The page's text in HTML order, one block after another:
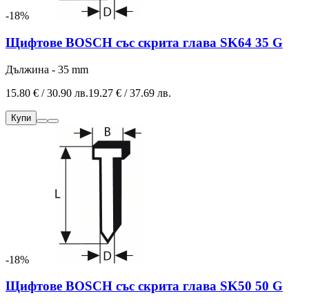
-18%
Щифтове BOSCH със скрита глава SK64 35 G
Дължина - 35 mm
15.80 € / 30.90 лв.19.27 € / 37.69 лв.
Купи
-18%
Щифтове BOSCH със скрита глава SK50 50 G